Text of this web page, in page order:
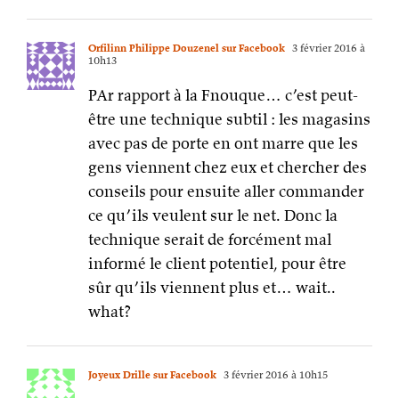
Orfilinn Philippe Douzenel sur Facebook 3 février 2016 à
10h13
PAr rapport à la Fnouque… c’est peut-
être une technique subtil : les magasins
avec pas de porte en ont marre que les
gens viennent chez eux et chercher des
conseils pour ensuite aller commander
ce qu’ils veulent sur le net. Donc la
technique serait de forcément mal
informé le client potentiel, pour être
sûr qu’ils viennent plus et… wait..
what?
Joyeux Drille sur Facebook 3 février 2016 à 10h15